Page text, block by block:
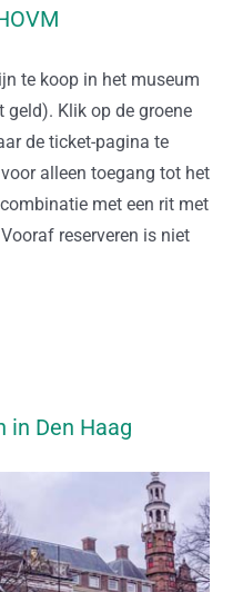
te koop in het museum
Klik op de groene
de ticket-pagina te
alleen toegang tot het
met een rit met
reserveren is niet
in Den Haag